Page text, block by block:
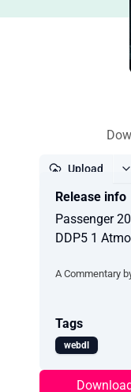
Upload
Release info
Passenger
DDP5 1
A Commentary
Tags
webdl